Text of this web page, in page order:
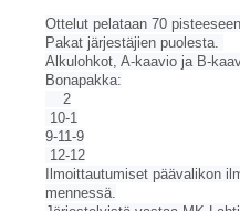
Curated by Mölkk Your World
Ottelut pelataan 70 pisteeseen.
Pakat järjestäjien puolesta.
Alkulohkot, A-kaavio ja B-
Bonapakka:
2
10-1
9-11-9
12-12
Ilmoittautumiset päävalikon
mennessä.
Möl'Krêpes
Feb 1, 2020
Liekki Cup
Feb 1, 2020 |Finland
Showing 166 tournaments